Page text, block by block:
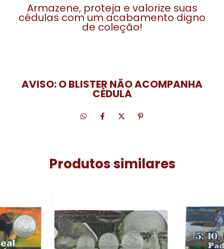
Armazene, proteja e valorize suas
cédulas com um acabamento digno
de coleção!
AVISO: O BLISTER NÃO ACOMPANHA
CÉDULA
Produtos similares